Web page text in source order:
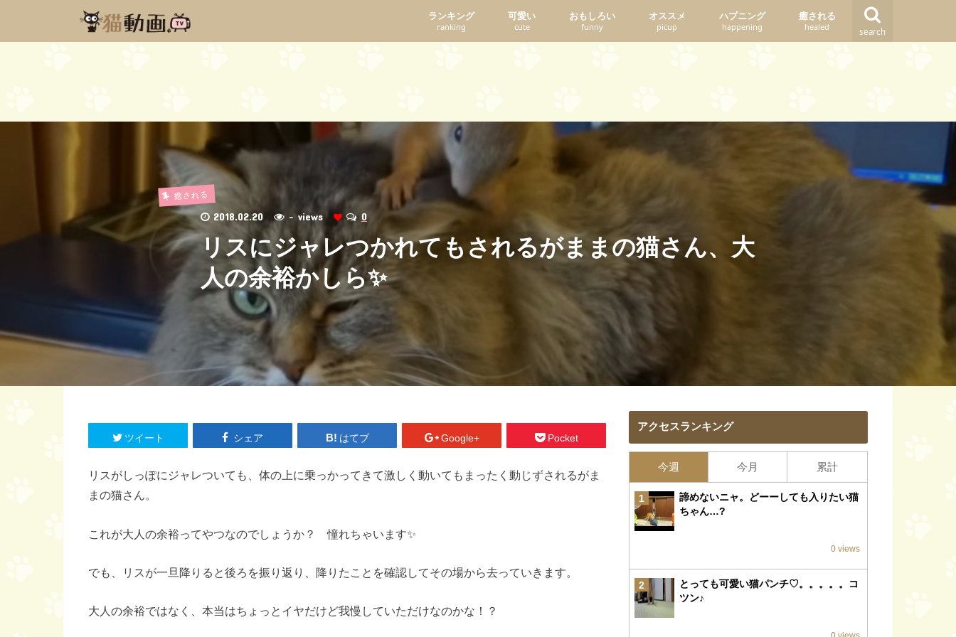
search
ランキング
ranking
可愛い
cute
おもしろい
funny
オススメ
picup
ハプニング
happening
癒される
healed
癒される
2018.02.20 - views 0
リスにジャレつかれてもされるがままの猫さん、大
人の余裕かしら✨
ツイート シェア はてブ Google+ Pocket
リスがしっぽにジャレついても、体の上に乗っかってきて激しく動いてもまったく動じずされるがま
まの猫さん。
これが大人の余裕ってやつなのでしょうか？ 憧れちゃいます✨
でも、リスが一旦降りると後ろを振り返り、降りたことを確認してその場から去っていきます。
大人の余裕ではなく、本当はちょっとイヤだけど我慢していただけなのかな！？
アクセスランキング
今週 今月 累計
1
諦めないニャ。どーーしても入りたい猫
ちゃん…?
0 views
2
とっても可愛い猫パンチ♡。。。。。コ
ツン♪